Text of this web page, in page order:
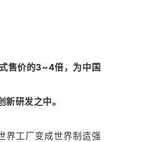
售价的3~4倍，为中国
研发之中。
界工厂变成世界制造强